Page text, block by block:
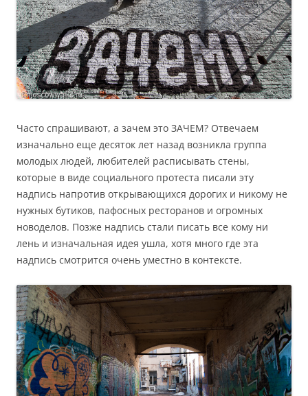
Часто спрашивают, а зачем это ЗАЧЕМ? Отвечаем
изначально еще десяток лет назад возникла группа
молодых людей, любителей расписывать стены,
которые в виде социального протеста писали эту
надпись напротив открывающихся дорогих и никому не
нужных бутиков, пафосных ресторанов и огромных
новоделов. Позже надпись стали писать все кому ни
лень и изначальная идея ушла, хотя много где эта
надпись смотрится очень уместно в контексте.